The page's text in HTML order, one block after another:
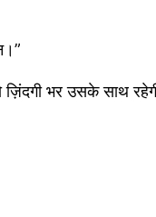
भर उसके साथ